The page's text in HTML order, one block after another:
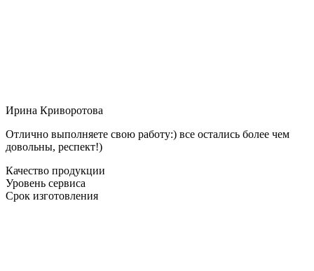
Ирина Криворотова
Отлично выполняете свою работу:) все остались более чем
довольны, респект!)
Качество продукции
Уровень сервиса
Срок изготовления